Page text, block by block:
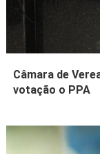
Câmara de
votação o PPA